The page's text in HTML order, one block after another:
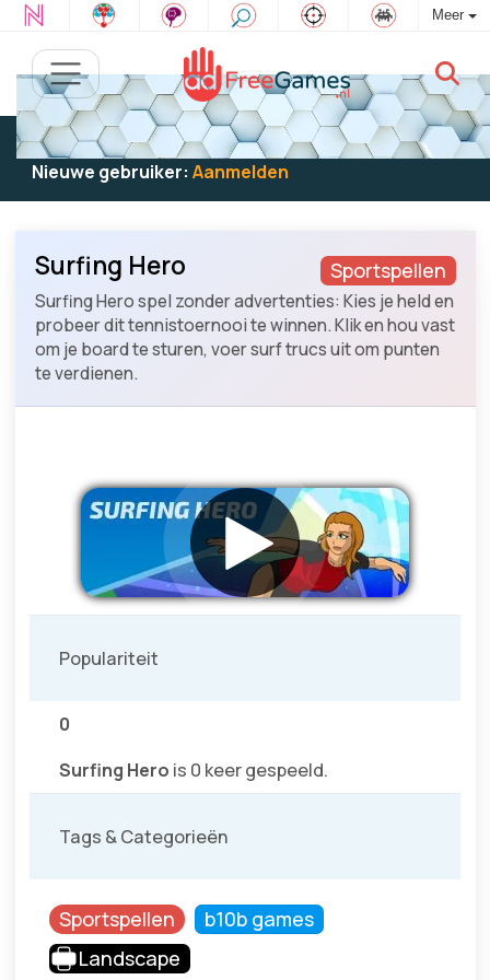
Meer
Bestaande gebruiker: Log in
om te spelen
Nieuwe gebruiker: Aanmelden
Sportspellen
Surfing Hero
Surfing Hero spel zonder advertenties: Kies je held en
probeer dit tennistoernooi te winnen. Klik en hou vast
om je board te sturen, voer surf trucs uit om punten
te verdienen.
Populariteit
0
Surfing Hero is 0 keer gespeeld.
Tags & Categorieën
Sportspellen
b10b games
Landscape